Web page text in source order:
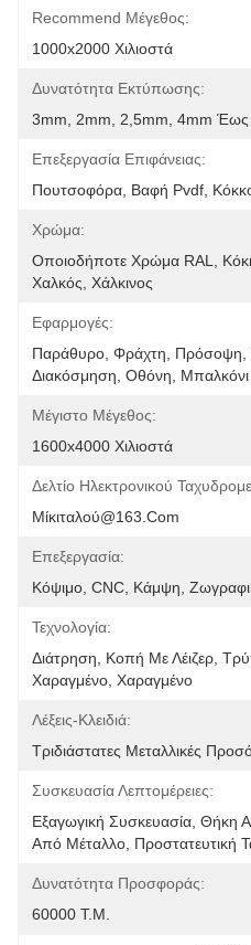
Recommend Μέγεθος:
1000x2000 Χιλιοστά
Δυνατότητα Εκτύπωσης:
3mm, 2mm, 2,5mm, 4mm Έως
Επεξεργασία Επιφάνειας:
Πουτσοφόρα, Βαφή Pvdf,
Χρώμα:
Οποιοδήποτε Χρώμα RAL,
Χαλκός, Χάλκινος
Εφαρμογές:
Παράθυρο, Φράχτη, Πρόσοψη,
Διακόσμηση, Οθόνη, Μπαλκόνι
Μέγιστο Μέγεθος:
1600x4000 Χιλιοστά
Δελτίο Ηλεκτρονικού
Μίκιταλού@163.com
Επεξεργασία:
Κόψιμο, CNC, Κάμψη,
Τεχνολογία:
Διάτρηση, Κοπή Με Λέιζερ,
Χαραγμένο, Χαραγμένο
Λέξεις-Κλειδιά:
Τριδιάστατες Μεταλλικές
Συσκευασία Λεπτομέρειες:
Εξαγωγική Συσκευασία, Θήκη
Από Μέταλλο, Προστατευτική
Δυνατότητα Προσφοράς:
60000 Τ.μ.